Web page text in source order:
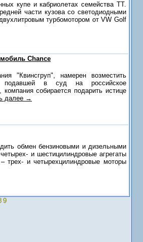
купе и кабриолетах семейства TT.
части кузова со светодиодными
турбомотором от VW Golf
Chance
"Квинсгруп", намерен возместить
подавшей в суд на российское
собирается подарить истице
далее →
обмен бензиновыми и дизельными
и шестицилиндровые агрегаты
трех- и четырехцилиндровые моторы
9